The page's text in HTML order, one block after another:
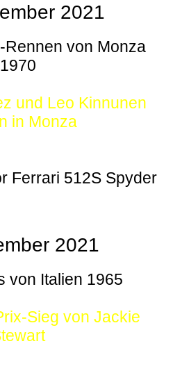
2021
Rennen von Monza
1970
und Leo Kinnunen
in Monza
Ferrari 512S Spyder
2021
von Italien 1965
Sieg von Jackie